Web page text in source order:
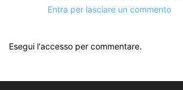
Entra per lasciare un commento
Esegui l'accesso per commentare.